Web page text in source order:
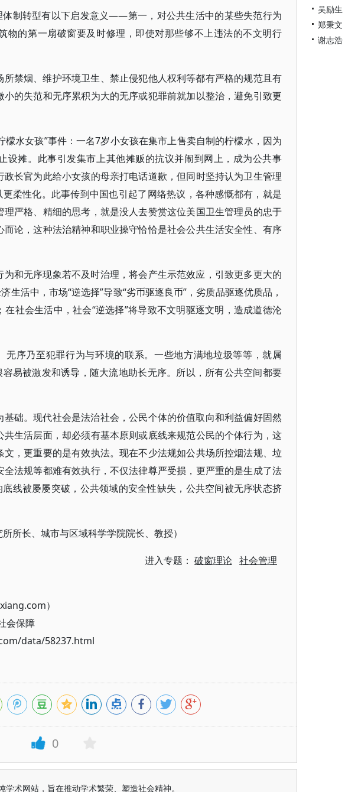
体制转型有以下启发意义——第一，对公共生活中的某些失范行为
物的第一扇破窗要及时修理，即使对那些够不上违法的不文明行
禁烟、维护环境卫生、禁止侵犯他人权利等都有严格的规范且有
的失范和无序累积为大的无序或犯罪前就加以整治，避免引致更
檬水女孩”事件：一名7岁小女孩在集市上售卖自制的柠檬水，因为
设摊。此事引发集市上其他摊贩的抗议并闹到网上，成为公共事
长官为此给小女孩的母亲打电话道歉，但同时坚持认为卫生管理
更柔性化。此事传到中国也引起了网络热议，各种感慨都有，就是
严格、精细的思考，就是没人去赞赏这位美国卫生管理员的忠于
论，这种法治精神和职业操守恰恰是社会公共生活安全性、有序
和无序现象若不及时治理，将会产生示范效应，引致更多更大的
生活中，市场“逆选择”导致“劣币驱逐良币”，劣质品驱逐优质品，
社会生活中，社会“逆选择”将导致不文明驱逐文明，造成道德沦
无序乃至犯罪行为与环境的联系。一些地方满地垃圾等等，就属
易被激发和诱导，随大流地助长无序。所以，所有公共空间都要
础。现代社会是法治社会，公民个体的价值取向和利益偏好固然
生活层面，却必须有基本原则或底线来规范公民的个体行为，这
，更重要的是有效执法。现在不少法规如公共场所控烟法规、垃
法规等都难有效执行，不仅法律尊严受损，更严重的是生成了法
线被屡屡突破，公共领域的安全性缺失，公共空间被无序状态挤
所长、城市与区域科学学院院长、教授）
进入专题： 破窗理论 社会管理
）
会保障
data/58237.html
0
术网站，旨在推动学术繁荣、塑造社会精神。
吴励生
郑秉文
谢志浩